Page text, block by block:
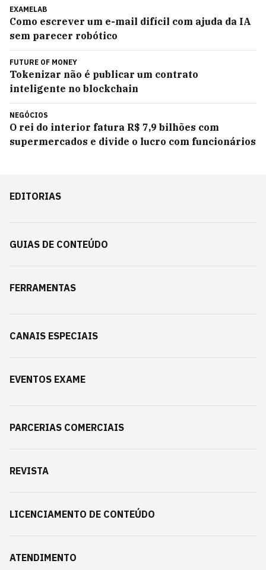
EXAMELAB
Como escrever um e-mail difícil com ajuda da IA
sem parecer robótico
FUTURE OF MONEY
Tokenizar não é publicar um contrato
inteligente no blockchain
NEGÓCIOS
O rei do interior fatura R$ 7,9 bilhões com
supermercados e divide o lucro com funcionários
EDITORIAS
GUIAS DE CONTEÚDO
FERRAMENTAS
CANAIS ESPECIAIS
EVENTOS EXAME
PARCERIAS COMERCIAIS
REVISTA
LICENCIAMENTO DE CONTEÚDO
ATENDIMENTO